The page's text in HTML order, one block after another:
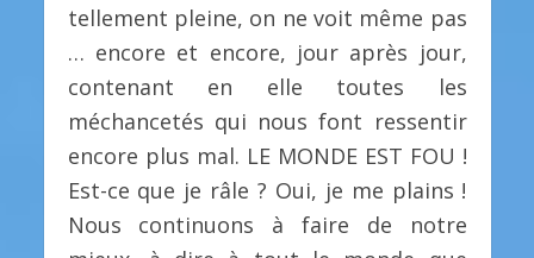
tellement pleine, on ne voit même pas
… encore et encore, jour après jour,
contenant en elle toutes les
méchancetés qui nous font ressentir
encore plus mal. LE MONDE EST FOU !
Est-ce que je râle ? Oui, je me plains !
Nous continuons à faire de notre